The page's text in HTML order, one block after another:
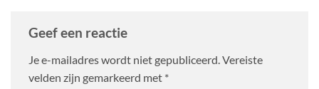
Geef een reactie
Je e-mailadres wordt niet gepubliceerd. Vereiste
velden zijn gemarkeerd met *